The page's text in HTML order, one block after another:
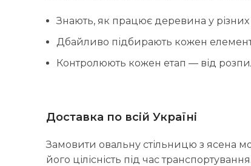
Знають, як працює деревина у
Дбайливо підбирають кожен
Контролюють кожен етап — від
Доставка по всій Україні
Замовити овальну стільницю з ясена
його цілісність під час